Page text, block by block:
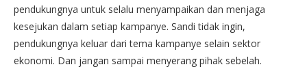
pendukungnya untuk selalu menyampaikan dan menjaga
kesejukan dalam setiap kampanye. Sandi tidak ingin,
pendukungnya keluar dari tema kampanye selain sektor
ekonomi. Dan jangan sampai menyerang pihak sebelah.